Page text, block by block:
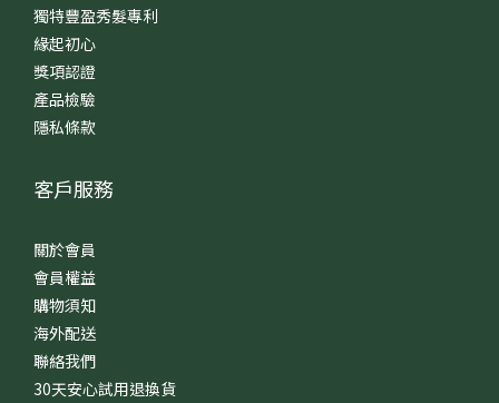
獨特豐盈秀髮專利
緣起初心
獎項認證
產品檢驗
隱私條款
客戶服務
關於會員
會員權益
購物須知
海外配送
聯絡我們
30天安心試用退換貨